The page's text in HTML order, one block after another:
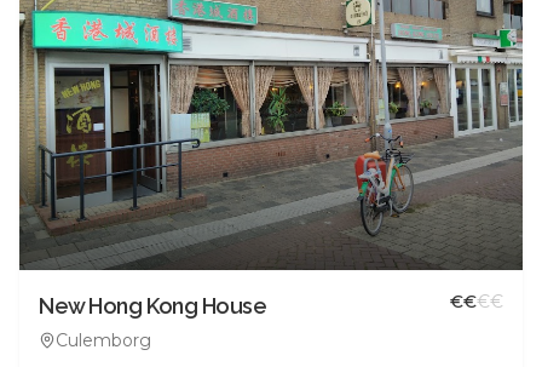
New Hong Kong House
Culemborg
€€€€